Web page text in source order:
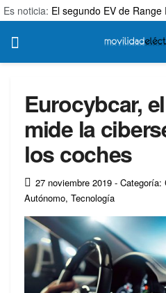
Es noticia: El segundo EV de Range
Eurocybcar,
mide la
los coches
27 noviembre 2019 - Categoría:
Autónomo, Tecnología